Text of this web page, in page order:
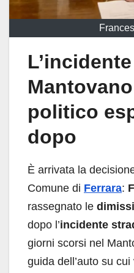
politico
dopo
È arrivata la
Comune di Ferrara:
rassegnato le
dopo l’incidente
giorni scorsi nel
guida dell’auto su